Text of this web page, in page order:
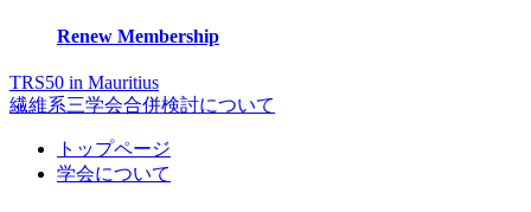
Renew Membership
TRS50 in Mauritius
繊維系三学会合併検討について
トップページ
学会について